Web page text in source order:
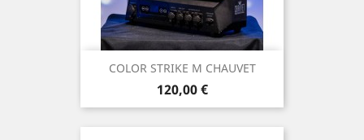
COLOR STRIKE M CHAUVET
Prix
120,00 €